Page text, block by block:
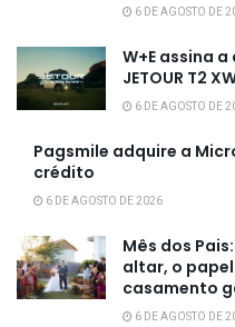
6 DE AGOSTO DE
W+E assina
JETOUR T2
6 DE AGOSTO DE
Pagsmile adquire a
crédito
6 DE AGOSTO DE 2026
Mês dos
altar, o
casamento
6 DE AGOSTO DE